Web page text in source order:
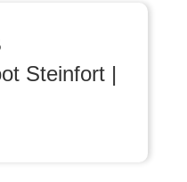
Steinfort |